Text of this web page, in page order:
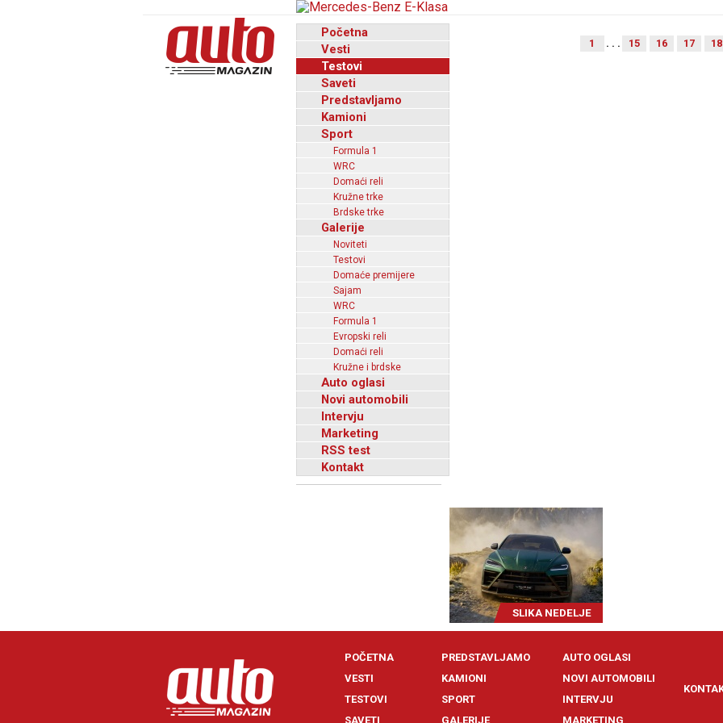
Početna
Vesti
Testovi
Saveti
Predstavljamo
Kamioni
Sport
Formula 1
WRC
Domaći reli
Kružne trke
Brdske trke
Galerije
Noviteti
Testovi
Domaće premijere
Sajam
WRC
Formula 1
Evropski reli
Domaći reli
Kružne i brdske
Auto oglasi
Novi automobili
Intervju
Marketing
RSS test
Kontakt
1 . . . 15 16 17 18
SLIKA NEDELJE
POČETNA
VESTI
TESTOVI
SAVETI
PREDSTAVLJAMO
KAMIONI
SPORT
GALERIJE
AUTO OGLASI
NOVI AUTOMOBILI
INTERVJU
MARKETING